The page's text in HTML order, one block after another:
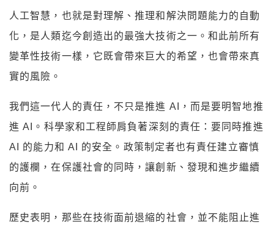
人工智慧，也就是對理解、推理和解決問題能力的自動
化，是人類迄今創造出的最強大技術之一。和此前所有
變革性技術一樣，它既會帶來巨大的希望，也會帶來真
實的風險。
我們這一代人的責任，不只是推進 AI，而是要明智地推
進 AI。科學家和工程師肩負著深刻的責任：要同時推進
AI 的能力和 AI 的安全。政策制定者也有責任建立審慎
的護欄，在保護社會的同時，讓創新、發現和進步繼續
向前。
歷史表明，那些在技術面前退縮的社會，並不能阻止進